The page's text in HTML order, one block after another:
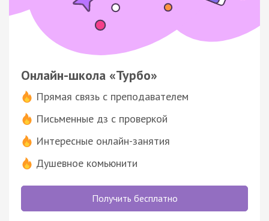
Онлайн-школа «Турбо»
Прямая связь с преподавателем
Письменные дз с проверкой
Интересные онлайн-занятия
Душевное комьюнити
Получить бесплатно